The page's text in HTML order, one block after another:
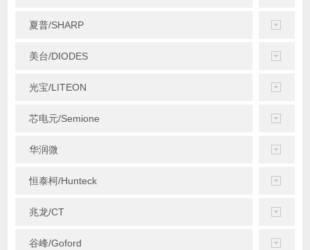
夏普/SHARP
美台/DIODES
光宝/LITEON
芯电元/Semione
华润微
恒泰柯/Hunteck
兆龙/CT
谷峰/Goford